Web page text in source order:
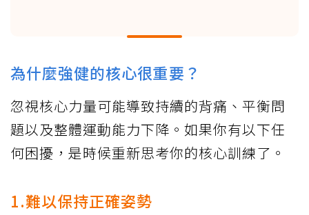
為什麼強健的核心很重要？
忽視核心力量可能導致持續的背痛、平衡問
題以及整體運動能力下降。如果你有以下任
何困擾，是時候重新思考你的核心訓練了。
1.難以保持正確姿勢